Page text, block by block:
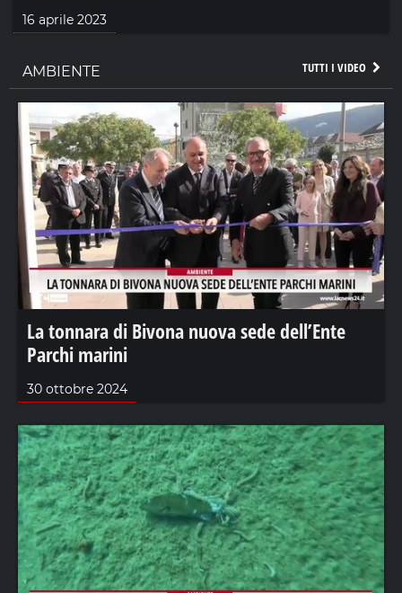
16 aprile 2023
TUTTI I VIDEO
AMBIENTE
La tonnara di Bivona nuova sede dell’Ente
Parchi marini
30 ottobre 2024